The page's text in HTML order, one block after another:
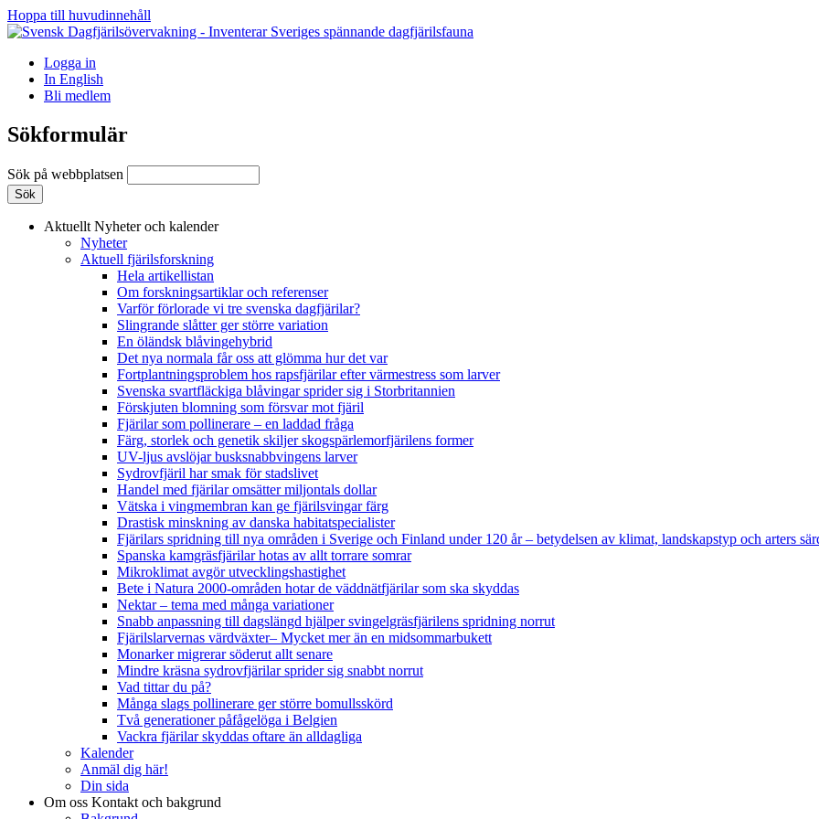
Hoppa till huvudinnehåll
Logga in
In English
Bli medlem
Sökformulär
Sök på webbplatsen
Aktuellt Nyheter och kalender
Nyheter
Aktuell fjärilsforskning
Hela artikellistan
Om forskningsartiklar och referenser
Varför förlorade vi tre svenska dagfjärilar?
Slingrande slåtter ger större variation
En öländsk blåvingehybrid
Det nya normala får oss att glömma hur det var
Fortplantningsproblem hos rapsfjärilar efter värmestress som larver
Svenska svartfläckiga blåvingar sprider sig i Storbritannien
Förskjuten blomning som försvar mot fjäril
Fjärilar som pollinerare – en laddad fråga
Färg, storlek och genetik skiljer skogspärlemorfjärilens former
UV-ljus avslöjar busksnabbvingens larver
Sydrovfjäril har smak för stadslivet
Handel med fjärilar omsätter miljontals dollar
Vätska i vingmembran kan ge fjärilsvingar färg
Drastisk minskning av danska habitatspecialister
Fjärilars spridning till nya områden i Sverige och Finland under 120 år– betydelsen av klimat, landskapstyp och arters
Spanska kamgräsfjärilar hotas av allt torrare somrar
Mikroklimat avgör utvecklingshastighet
Bete i Natura 2000-områden hotar de väddnätfjärilar som ska skyddas
Nektar – tema med många variationer
Snabb anpassning till dagslängd hjälper svingelgräsfjärilens spridning norrut
Fjärilslarvernas värdväxter– Mycket mer än en midsommarbukett
Monarker migrerar söderut allt senare
Mindre kräsna sydrovfjärilar sprider sig snabbt norrut
Vad tittar du på?
Många slags pollinerare ger större bomullsskörd
Två generationer påfågelöga i Belgien
Vackra fjärilar skyddas oftare än alldagliga
Kalender
Anmäl dig här!
Din sida
Om oss Kontakt och bakgrund